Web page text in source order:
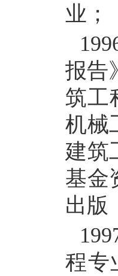
业；
报告
筑工
机械
建筑
基金
出版
程专